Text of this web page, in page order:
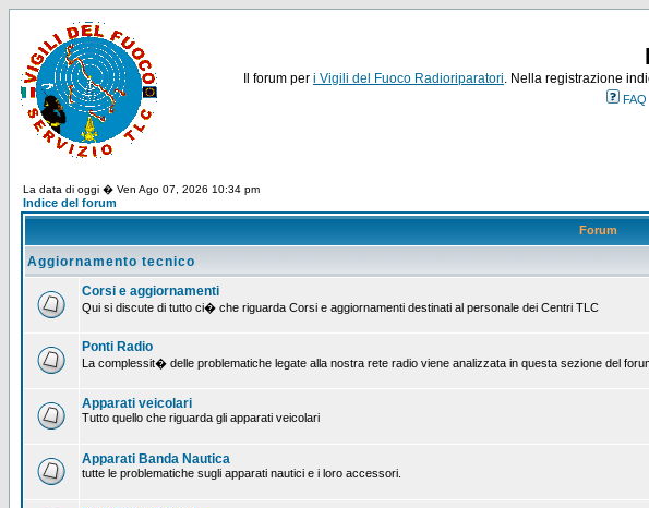
Il forum per i Vigili del Fuoco Radioriparatori. Nella registrazione
FAQ
La data di oggi � Ven Ago 07, 2026 10:34 pm
Indice del forum
Forum
Aggiornamento tecnico
Corsi e aggiornamenti
Qui si discute di tutto ci� che riguarda Corsi e aggiornamenti destinati al personale dei Centri TLC
Ponti Radio
La complessit� delle problematiche legate alla nostra rete radio viene analizzata in questa sezione del
Apparati veicolari
Tutto quello che riguarda gli apparati veicolari
Apparati Banda Nautica
tutte le problematiche sugli apparati nautici e i loro accessori.